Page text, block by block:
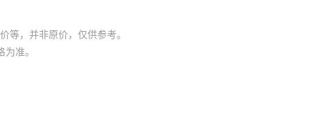
等，并非原价，仅供参考。
准。